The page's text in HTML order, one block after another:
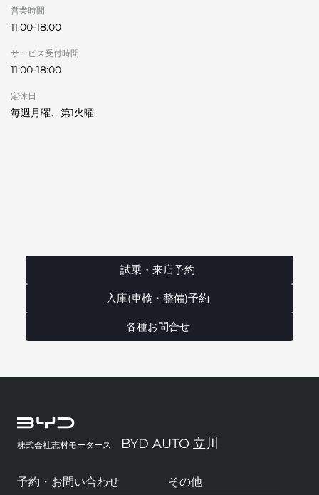
営業時間
11:00-18:00
サービス受付時間
11:00-18:00
定休日
毎週月曜、第1火曜
試乗・来店予約
入庫(車検・整備)予約
各種お問合せ
株式会社志村モータース BYD AUTO 立川
予約・お問い合わせ その他